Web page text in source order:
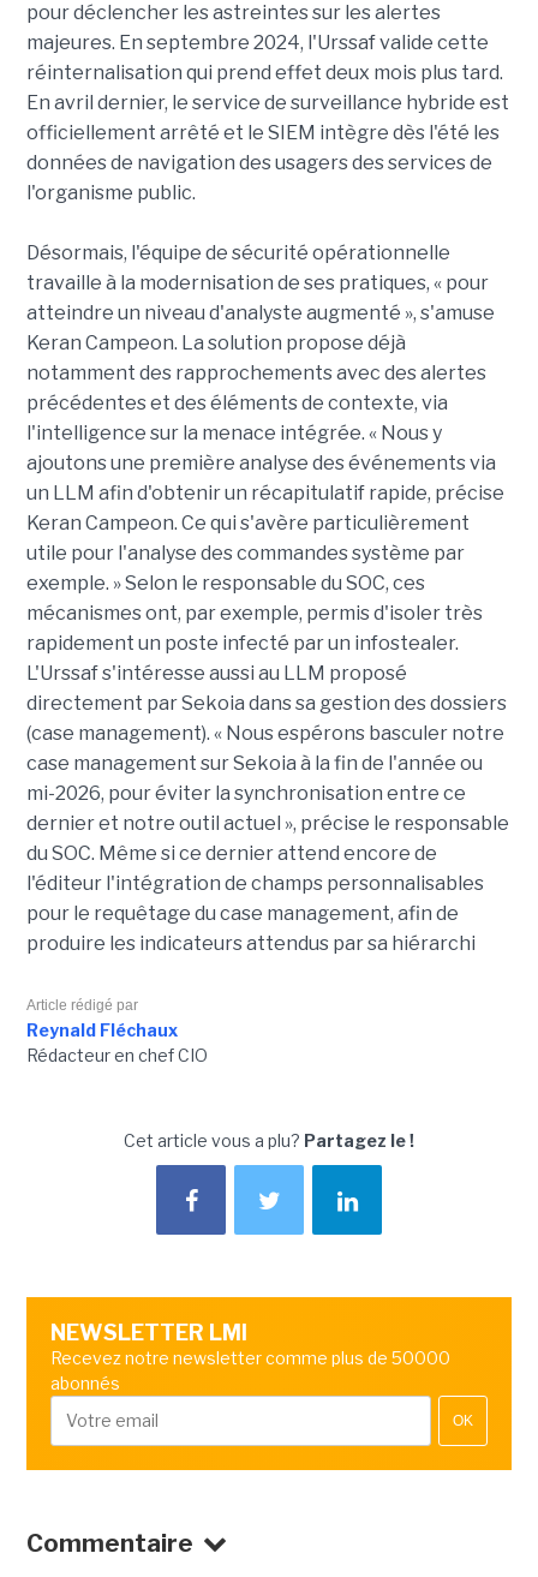
pour déclencher les astreintes sur les alertes
majeures. En septembre 2024, l'Urssaf valide cette
réinternalisation qui prend effet deux mois plus tard.
En avril dernier, le service de surveillance hybride est
officiellement arrêté et le SIEM intègre dès l'été les
données de navigation des usagers des services de
l'organisme public.
Désormais, l'équipe de sécurité opérationnelle
travaille à la modernisation de ses pratiques, « pour
atteindre un niveau d'analyste augmenté », s'amuse
Keran Campeon. La solution propose déjà
notamment des rapprochements avec des alertes
précédentes et des éléments de contexte, via
l'intelligence sur la menace intégrée. « Nous y
ajoutons une première analyse des événements via
un LLM afin d'obtenir un récapitulatif rapide, précise
Keran Campeon. Ce qui s'avère particulièrement
utile pour l'analyse des commandes système par
exemple. » Selon le responsable du SOC, ces
mécanismes ont, par exemple, permis d'isoler très
rapidement un poste infecté par un infostealer.
L'Urssaf s'intéresse aussi au LLM proposé
directement par Sekoia dans sa gestion des dossiers
(case management). « Nous espérons basculer notre
case management sur Sekoia à la fin de l'année ou
mi-2026, pour éviter la synchronisation entre ce
dernier et notre outil actuel », précise le responsable
du SOC. Même si ce dernier attend encore de
l'éditeur l'intégration de champs personnalisables
pour le requêtage du case management, afin de
produire les indicateurs attendus par sa hiérarchi
Article rédigé par
Reynald Fléchaux
Rédacteur en chef CIO
Cet article vous a plu? Partagez le !
NEWSLETTER LMI
Recevez notre newsletter comme plus de 50000
abonnés
OK
Commentaire